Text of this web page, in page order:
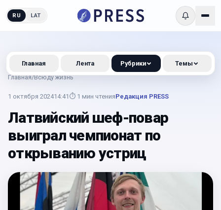
RU LAT
Главная/Всюду жизнь
1 октября 202414:41 ⏱ 1 мин чтенияРедакция PRESS
Латвийский шеф-повар
выиграл чемпионат по
открыванию устриц
Главная Лента Рубрики Темы